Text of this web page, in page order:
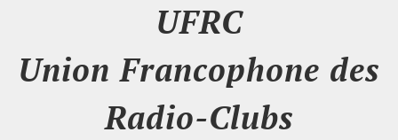
UFRC
Union Francophone des
Radio-Clubs